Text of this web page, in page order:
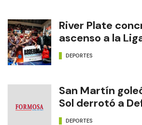
River Plate
ascenso a la
DEPORTES
San Martín
Sol derrotó a
DEPORTES